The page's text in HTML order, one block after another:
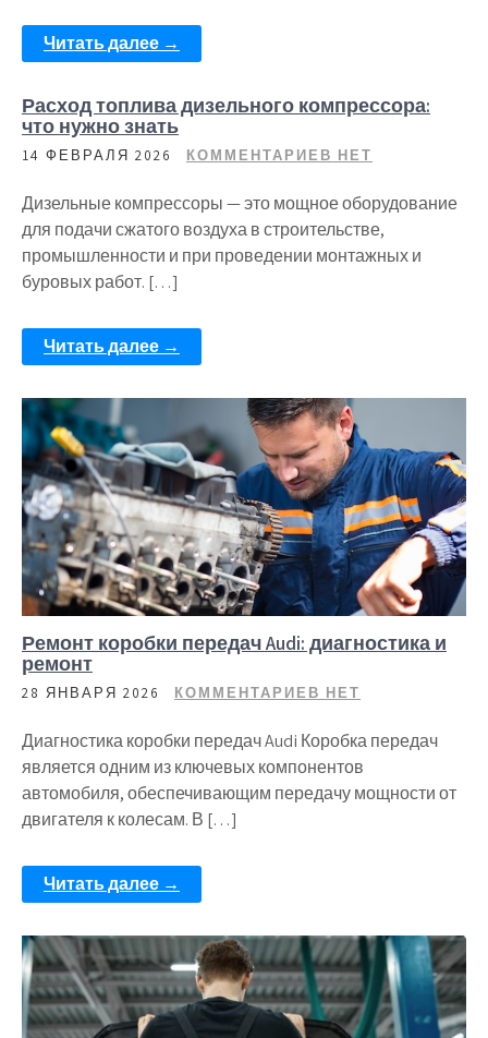
Читать далее →
Расход топлива дизельного компрессора:
что нужно знать
14 ФЕВРАЛЯ 2026 КОММЕНТАРИЕВ НЕТ
Дизельные компрессоры — это мощное оборудование
для подачи сжатого воздуха в строительстве,
промышленности и при проведении монтажных и
буровых работ. […]
Читать далее →
Ремонт коробки передач Audi: диагностика и
ремонт
28 ЯНВАРЯ 2026 КОММЕНТАРИЕВ НЕТ
Диагностика коробки передач Audi Коробка передач
является одним из ключевых компонентов
автомобиля, обеспечивающим передачу мощности от
двигателя к колесам. В […]
Читать далее →